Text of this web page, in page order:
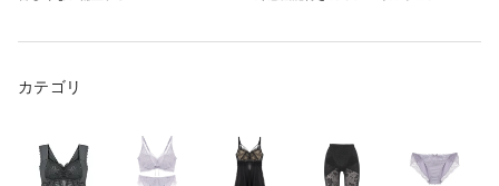
カテゴリ